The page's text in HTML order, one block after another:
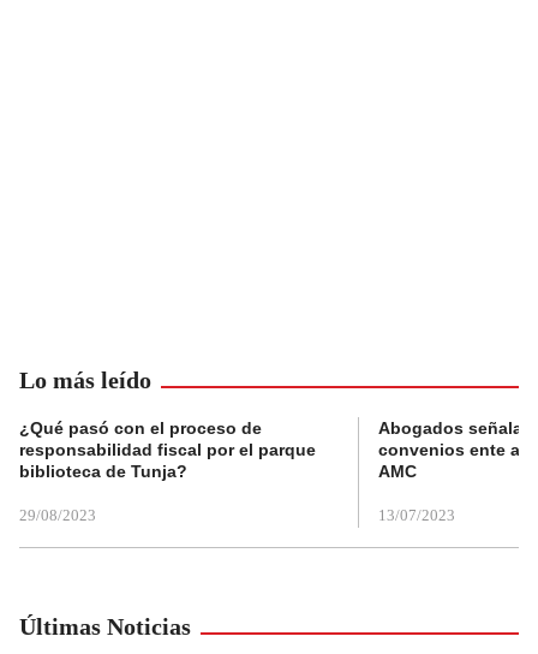
Lo más leído
¿Qué pasó con el proceso de
responsabilidad fiscal por el parque
biblioteca de Tunja?
29/08/2023
Abogados
convenios ente
AMC
13/07/2023
Últimas Noticias